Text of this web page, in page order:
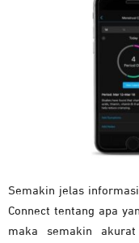
Semakin jelas
Connect tentang apa
maka semakin